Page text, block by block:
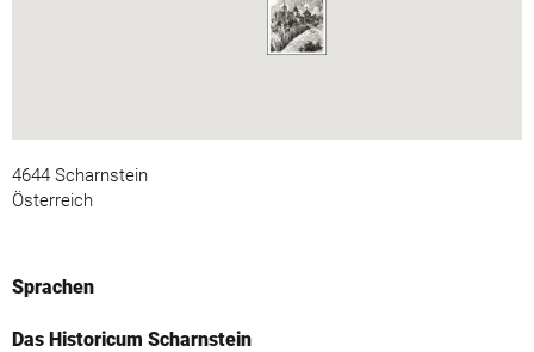
4644 Scharnstein
Österreich
Sprachen
Das Historicum Scharnstein